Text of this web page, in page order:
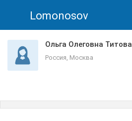
Lomonosov
Ольга Олеговна Титова
Россия, Москва